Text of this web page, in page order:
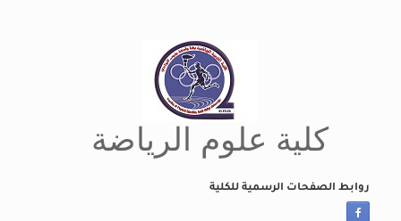
كلية علوم الرياضة
روابط الصفحات الرسمية للكلية